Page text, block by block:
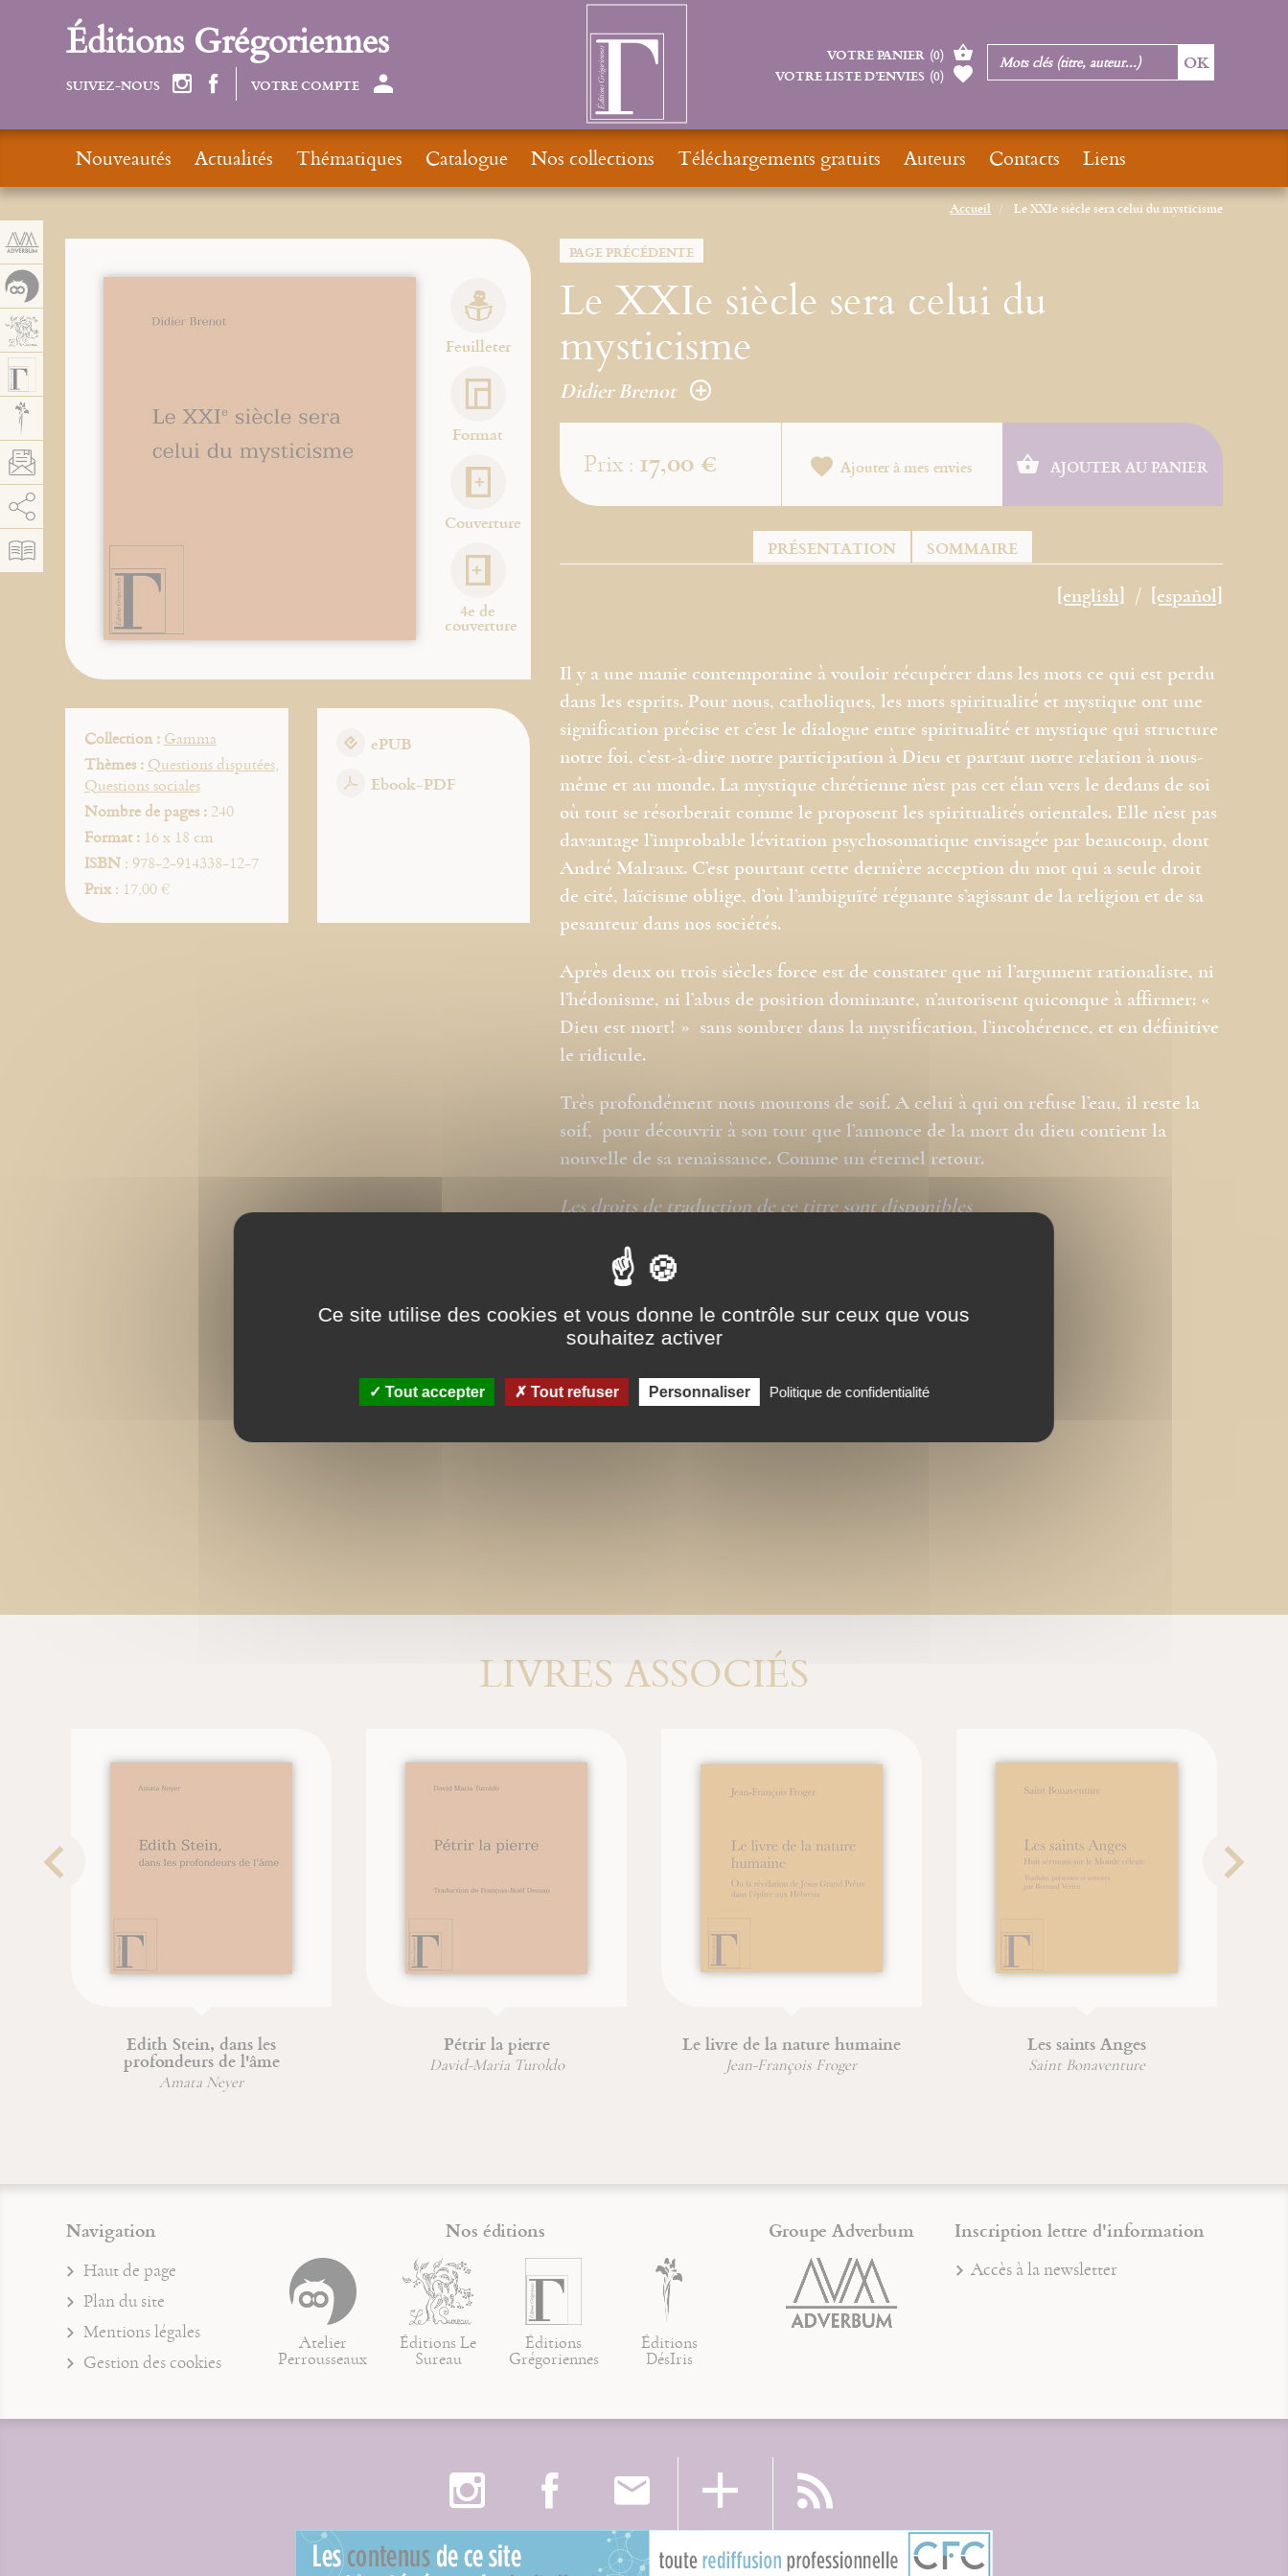
Accueil Le XXIe siècle sera celui du mysticisme
PAGE PRÉCÉDENTE
Le XXIe siècle sera celui du
mysticisme
Didier Brenot
Feuilleter
Format
Couverture
4e de
couverture
Collection : Gamma
Thèmes : Questions disputées,
Questions sociales
Nombre de pages :240
Format :16 x 18 cm
ISBN: 978-2-914338-12-7
Prix: 17,00 €
ePUB
Ebook-PDF
Prix : 17,00 € Ajouter à mes envies AJOUTER AU PANIER
PRÉSENTATION SOMMAIRE
[english] [español]
Il y a une manie contemporaine à vouloir récupérer dans les mots ce qui est perdu
dans les esprits. Pour nous, catholiques, les mots spiritualité et mystique ont une
signification précise et c’est le dialogue entre spiritualité et mystique qui structure
notre foi, c’est-à-dire notre participation à Dieu et partant notre relation à nous-
même et au monde. La mystique chrétienne n’est pas cet élan vers le dedans de soi
où tout se résorberait comme le proposent les spiritualités orientales. Elle n’est pas
davantage l’improbable lévitation psychosomatique envisagée par beaucoup, dont
André Malraux. C’est pourtant cette dernière acception du mot qui a seule droit
de cité, laïcisme oblige, d’où l’ambiguïté régnante s’agissant de la religion et de sa
pesanteur dans nos sociétés.
Après deux ou trois siècles force est de constater que ni l’argument rationaliste, ni
l’hédonisme, ni l’abus de position dominante, n’autorisent quiconque à affirmer: «
Dieu est mort! » sans sombrer dans la mystification, l’incohérence, et en définitive
le ridicule.
Très profondément nous mourons de soif. A celui à qui on refuse l’eau, il reste la
soif, pour découvrir à son tour que l’annonce de la mort du dieu contient la
nouvelle de sa renaissance. Comme un éternel retour.
Les droits de traduction de ce titre sont disponibles
LIVRES ASSOCIÉS
Edith Stein, dans les
profondeurs de l'âme
Amata Neyer
Pétrir la pierre
David-Maria Turoldo
Le livre de la nature humaine
Jean-François Froger
Les saints Anges
Saint Bonaventure
Navigation
Haut de page
Plan du site
Mentions légales
Gestion des cookies
Nos éditions
Atelier
Perrousseaux
Éditions Le
Sureau
Éditions
Grégoriennes
Éditions
DésIris
Groupe Adverbum Inscription lettre d'information
Accès à la newsletter
Éditions Grégoriennes
SUIVEZ-NOUS VOTRE COMPTE
VOTRE PANIER (0)
VOTRE LISTE D’ENVIES (0)
Nouveautés Actualités Thématiques Catalogue Nos collections Téléchargements gratuits Auteurs Contacts Liens
Panneau de gestion des cookies
Ce site utilise des cookies et vous donne le contrôle sur ceux que vous
souhaitez activer
Tout accepter Tout refuser Personnaliser Politique de confidentialité